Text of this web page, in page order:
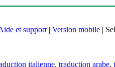
et support| Version mobile |
italienne, traduction arabe,